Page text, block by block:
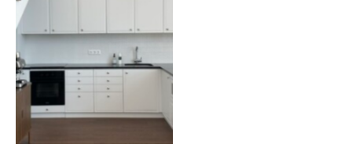
Кухонная столешница из
лабрадорита Volga Blue